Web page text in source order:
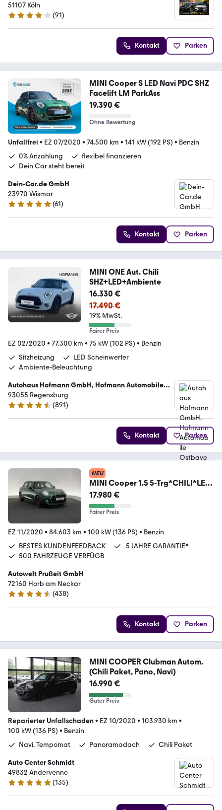
51107 Köln
4 Sterne
(91)
Kontakt Parken
MINI Cooper S LED Navi PDC SHZ
Facelift LM ParkAss
19.390 €
Ohne Bewertung
Unfallfrei • EZ 07/2020 • 74.500 km • 141 kW (192 PS) • Benzin
0% Anzahlung
flexibel finanzieren
Dein Car steht bereit
Dein-Car.de GmbH
23970 Wismar
5 Sterne
(61)
Kontakt Parken
MINI ONE Aut. Chili
SHZ+LED+Ambiente
16.330 €
17.490 €
19% MwSt.
Fairer Preis
EZ 02/2020 • 77.300 km • 75 kW (102 PS) • Benzin
Sitzheizung
LED Scheinwerfer
Ambiente-Beleuchtung
Autohaus Hofmann GmbH, Hofmann Automobile
Ostbayern
93055 Regensburg
4.7 Sterne
(891)
Kontakt Parken
NEU
MINI Cooper 1.5 5-Trg*CHILI*LED-
ACC-PDC-SHZ-APP-17"
17.980 €
Fairer Preis
EZ 11/2020 • 84.603 km • 100 kW (136 PS) • Benzin
BESTES KUNDENFEEDBACK
5 JAHRE GARANTIE*
500 FAHRZEUGE VERFÜGB
Autowelt Prußeit GmbH
72160 Horb am Neckar
4.4 Sterne
(438)
Kontakt Parken
MINI COOPER Clubman Autom.
(Chili Paket, Pano, Navi)
16.990 €
Guter Preis
Reparierter Unfallschaden• EZ 10/2020 • 103.930 km •
100 kW (136 PS) • Benzin
Navi, Tempomat
Panoramadach Chili Paket
Auto Center Schmidt
49832 Andervenne
4.9 Sterne
(135)